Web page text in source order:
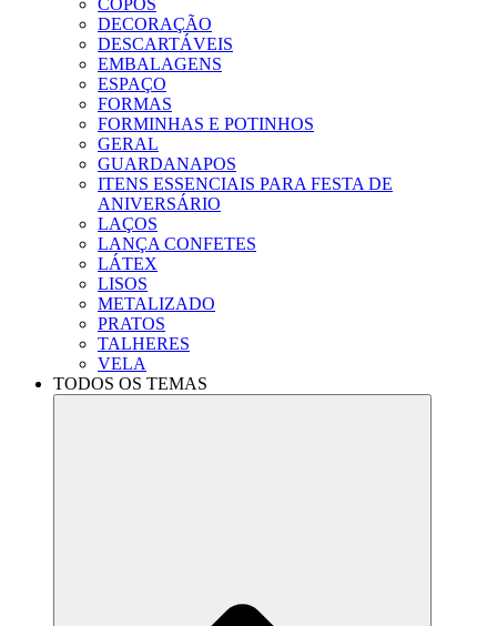
COPOS
DECORAÇÃO
DESCARTÁVEIS
EMBALAGENS
ESPAÇO
FORMAS
FORMINHAS E POTINHOS
GERAL
GUARDANAPOS
ITENS ESSENCIAIS PARA FESTA DE
ANIVERSÁRIO
LAÇOS
LANÇA CONFETES
LÁTEX
LISOS
METALIZADO
PRATOS
TALHERES
VELA
TODOS OS TEMAS